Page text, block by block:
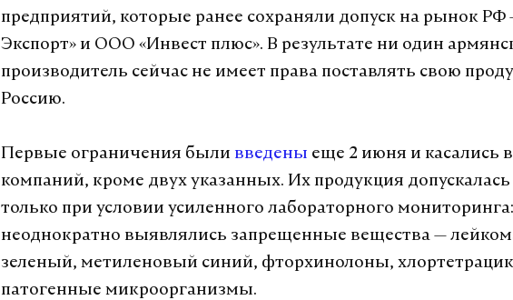
предприятий, которые ранее сохраняли допуск на рынок
Экспорт» и ООО «Инвест плюс». В результате ни один
производитель сейчас не имеет права поставлять свою
Россию.
Первые ограничения были введены еще 2 июня и касались
компаний, кроме двух указанных. Их продукция допускалась
только при условии усиленного лабораторного
неоднократно выявлялись запрещенные вещества —
зеленый, метиленовый синий, фторхинолоны,
патогенные микроорганизмы.